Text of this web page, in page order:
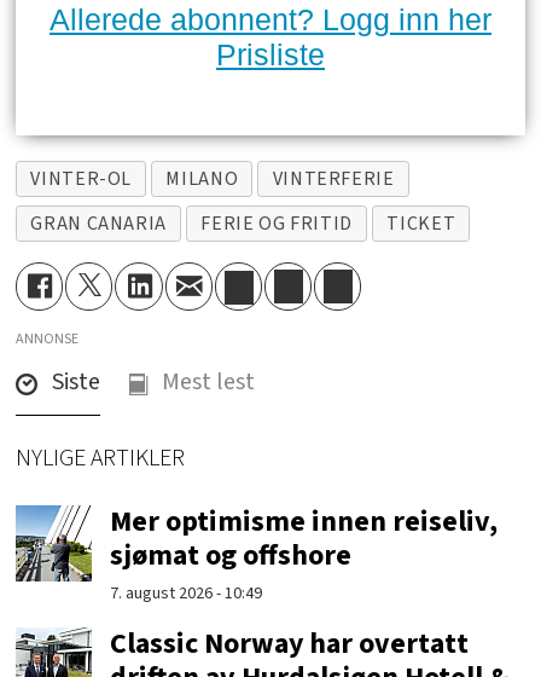
Allerede abonnent? Logg inn her
Prisliste
VINTER-OL MILANO
VINTERFERIE
GRAN CANARIA
FERIE OG FRITID TICKET
ANNONSE
Siste Mest lest
NYLIGE ARTIKLER
Mer optimisme innen reiseliv,
sjømat og offshore
7. august 2026 - 10:49
Classic Norway har overtatt